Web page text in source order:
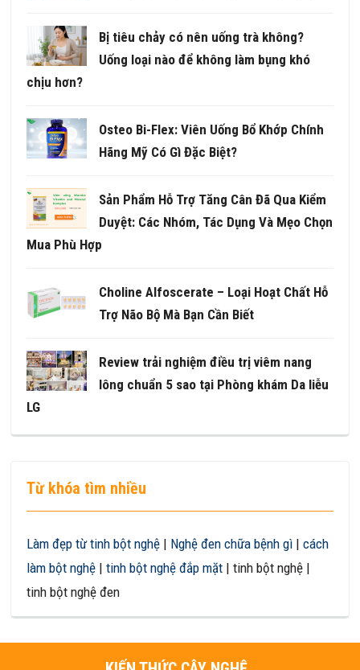
Bị tiêu chảy có nên uống trà không?
Uống loại nào để không làm bụng khó
chịu hơn?
Osteo Bi-Flex: Viên Uống Bổ Khớp Chính
Hãng Mỹ Có Gì Đặc Biệt?
Sản Phẩm Hỗ Trợ Tăng Cân Đã Qua Kiểm
Duyệt: Các Nhóm, Tác Dụng Và Mẹo Chọn
Mua Phù Hợp
Choline Alfoscerate – Loại Hoạt Chất Hỗ
Trợ Não Bộ Mà Bạn Cần Biết
Review trải nghiệm điều trị viêm nang
lông chuẩn 5 sao tại Phòng khám Da liễu
LG
Từ khóa tìm nhiều
Làm đẹp từ tinh bột nghệ | Nghệ đen chữa bệnh gì |cách
làm bột nghệ |tinh bột nghệ đắp mặt | tinh bột nghệ |
tinh bột nghệ đen